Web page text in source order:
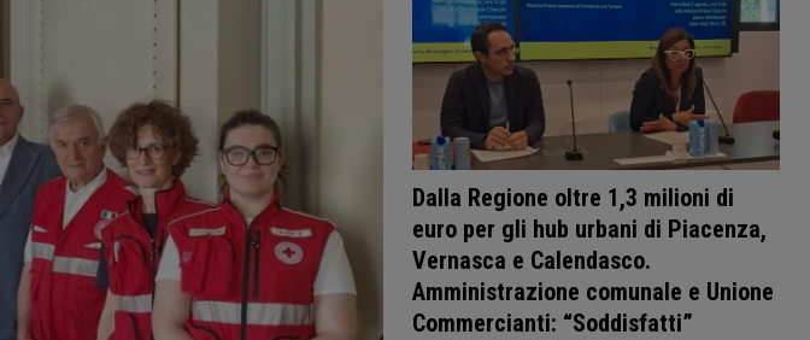
Dalla Regione oltre 1,3 milioni di
euro per gli hub urbani di Piacenza,
Vernasca e Calendasco.
Amministrazione comunale e Unione
Commercianti: “Soddisfatti”